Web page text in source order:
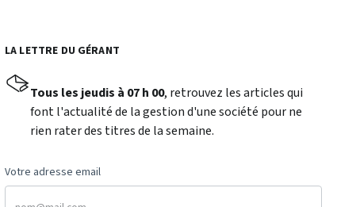
LA LETTRE DU GÉRANT
Tous les jeudis à 07 h 00, retrouvez les articles qui
font l'actualité de la gestion d'une société pour ne
rien rater des titres de la semaine.
Votre adresse email